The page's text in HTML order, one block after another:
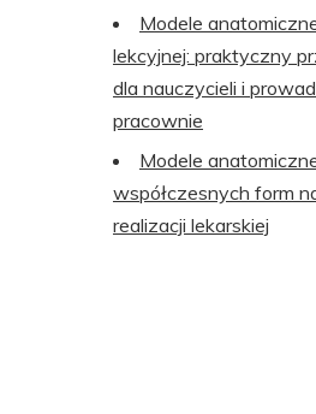
Modele
lekcyjnej: praktyczny
dla nauczycieli i
pracownie
Modele
współczesnych form
realizacji lekarskiej